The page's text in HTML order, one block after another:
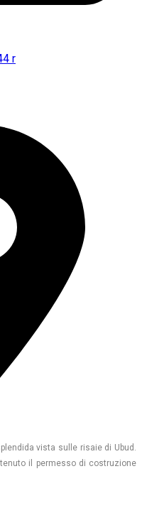
vista sulle risaie di Ubud.
il permesso di costruzione